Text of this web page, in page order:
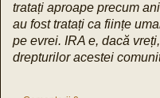
tratați aproape precum
au fost tratați ca ființe
pe evrei. IRA e, dacă
drepturilor acestei